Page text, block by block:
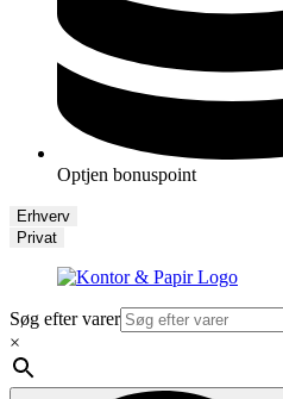
Optjen bonuspoint
Erhverv
Privat
Søg efter varer
×